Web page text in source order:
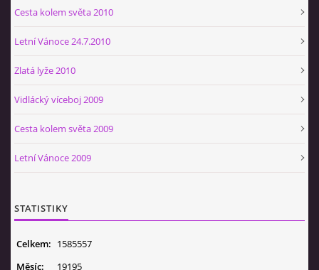
Cesta kolem světa 2010
Letní Vánoce 24.7.2010
Zlatá lyže 2010
Vidlácký víceboj 2009
Cesta kolem světa 2009
Letní Vánoce 2009
STATISTIKY
Celkem: 1585557
Měsíc:
19195